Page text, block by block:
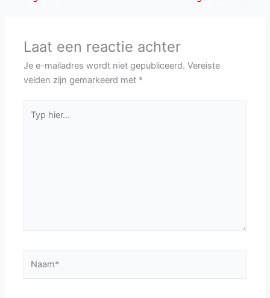
Laat een reactie achter
Je e-mailadres wordt niet gepubliceerd. Vereiste
velden zijn gemarkeerd met *
hier...